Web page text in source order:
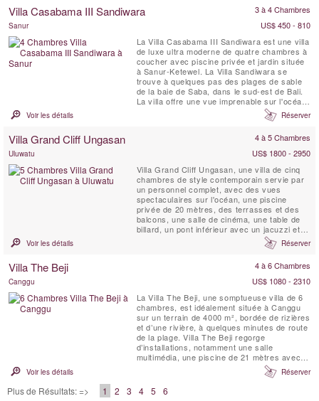
personnel complet.
Villa Casabama III Sandiwara 3 à 4 Chambres
Sanur
US$ 450 - 810
La Villa Casabama III Sandiwara est une villa
de luxe ultra moderne de quatre chambres à
coucher avec piscine privée et jardin située
à Sanur-Ketewel. La Villa Sandiwara se
trouve à quelques pas des plages de sable
de la baie de Saba, dans le sud-est de Bali.
La villa offre une vue imprenable sur l'océan
à proximité et sur le volcan. La Villa
Casabama III Sandiwara est située dans
trois villas de luxe indépendantes et ...
Voir les détails Réserver
Villa Grand Cliff Ungasan 4 à 5 Chambres
Uluwatu
US$ 1800 - 2950
Villa Grand Cliff Ungasan, une villa de cinq
chambres de style contemporain servie par
un personnel complet, avec des vues
spectaculaires sur l'océan, une piscine
privée de 20 mètres, des terrasses et des
balcons, une salle de cinéma, une table de
billard, un pont inférieur avec un jacuzzi et
un belvédère de relaxation . Cette villa
exceptionnelle à Bali est située dans
d'une falaise sur la spectaculaire péninsule
Voir les détails Réserver
Villa The Beji 4 à 6 Chambres
Canggu
US$ 1080 - 2310
La Villa The Beji, une somptueuse villa de 6
chambres, est idéalement située à Canggu
sur un terrain de 4000 m², bordée de rizières
et d’une rivière, à quelques minutes de route
de la plage. Villa The Beji regorge
d’installations, notamment une salle
multimédia, une piscine de 21 mètres avec
zones peu profondes pour les jeunes
enfants, un espace de massage et spa de
style japonais tatami, un mini-terrain de
football, un panier de basketball, un court de
Voir les détails Réserver
Plus de Résultats: => 1 2 3 4 5 6